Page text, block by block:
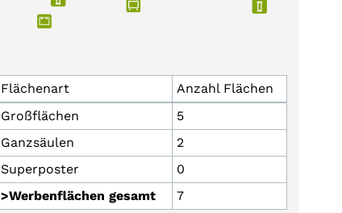
Flächenart
Anzahl Flächen
Großflächen
5
Ganzsäulen
2
Superposter
0
>Werbenflächen gesamt
7